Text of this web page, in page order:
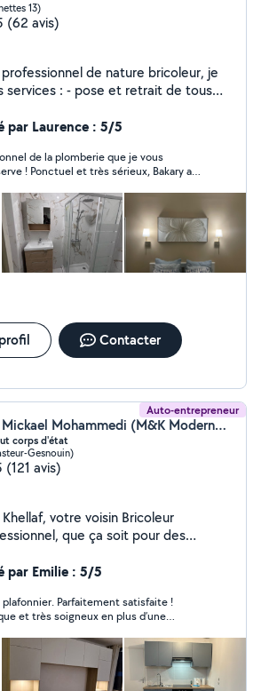
13)
(62 avis)
et retrait de tous
ou collectifs - pose de
pompe à chaleur
Je dispose d'outils,
de vos besoins autres en
par Laurence : 5/5
de la plomberie que je vous
! Ponctuel et très sérieux, Bakary a
su m'expliquer les différentes étapes
quant à sa réalisation dans des
un professionnel que je peux te
Contacter
Auto-entrepreneur
Khellaf Mickael Mohammedi (M&K ModernestDecor)
corps d'état
Gesnouin)
(121 avis)
que ça soit pour des
et de décoration d'intérieur,
et pose de cuisines équipées,
peintures, plomberie... Je
d'état avec soins et expertise.
contacter pour vos besoins en
bricolage ou en travaux. A très vite. Khellaf
par Emilie : 5/5
plafonnier. Parfaitement satisfaite !
et très soigneux en plus d’une